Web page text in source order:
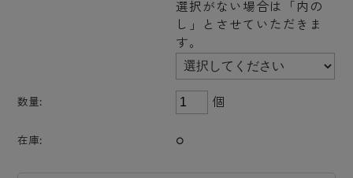
選択がない場合は「内の
し」とさせていただきま
す。
数量: 個
在庫: ○